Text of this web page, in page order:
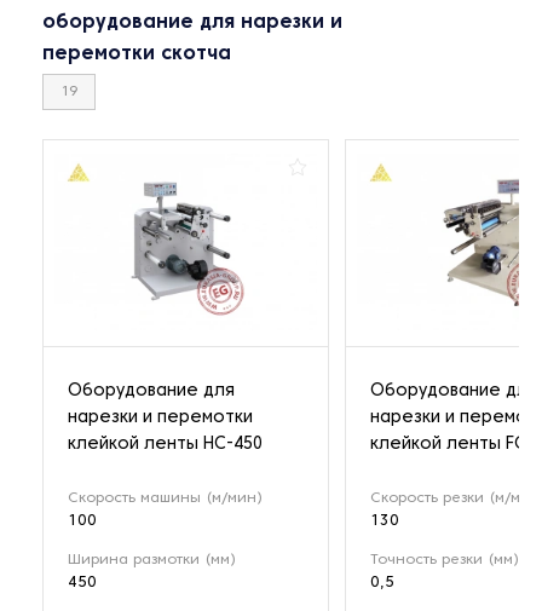
оборудование для нарезки и
перемотки скотча
19
Оборудование для
нарезки и перемотки
клейкой ленты HC-450
Скорость машины (м/мин)
100
Ширина размотки (мм)
450
Оборудование для
нарезки и
клейкой ленты
Скорость резки (м/
130
Точность резки (мм)
0,5